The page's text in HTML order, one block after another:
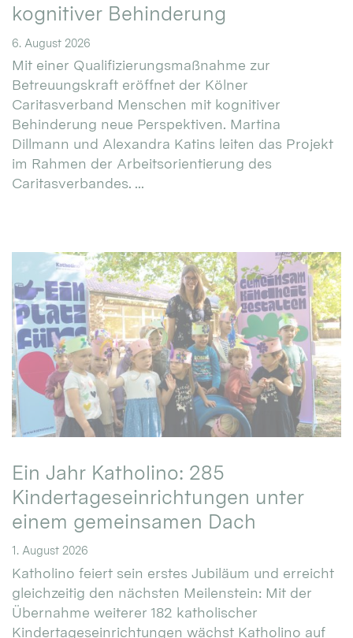
kognitiver Behinderung
6. August 2026
Mit einer Qualifizierungsmaßnahme zur
Betreuungskraft eröffnet der Kölner
Caritasverband Menschen mit kognitiver
Behinderung neue Perspektiven. Martina
Dillmann und Alexandra Katins leiten das Projekt
im Rahmen der Arbeitsorientierung des
Caritasverbandes. ...
Ein Jahr Katholino: 285
Kindertageseinrichtungen unter
einem gemeinsamen Dach
1. August 2026
Katholino feiert sein erstes Jubiläum und erreicht
gleichzeitig den nächsten Meilenstein: Mit der
Übernahme weiterer 182 katholischer
Kindertageseinrichtungen wächst Katholino auf